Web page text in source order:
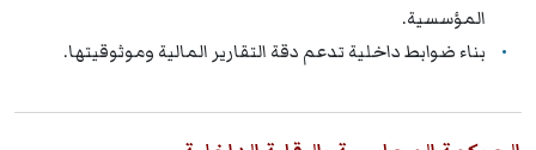
المؤسسية.
بناء ضوابط داخلية تدعم دقة التقارير المالية وموثوقيتها.